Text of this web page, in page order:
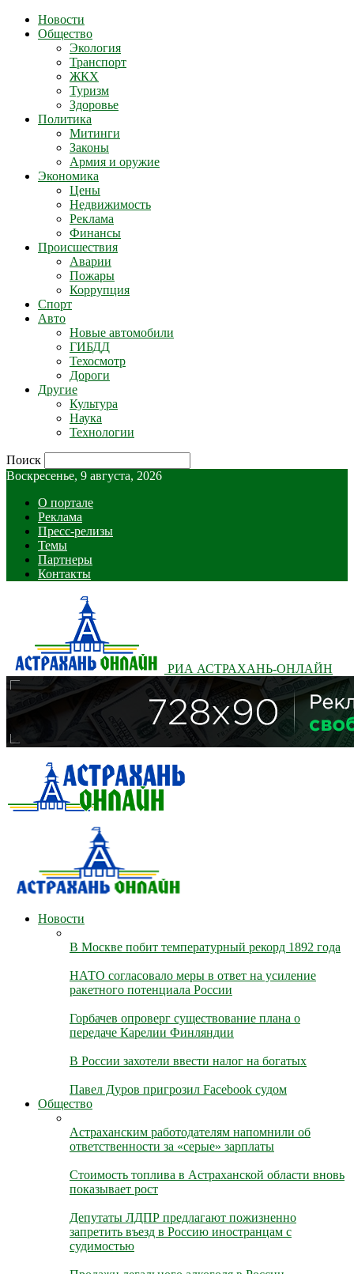
Новости
Общество
Экология
Транспорт
ЖКХ
Туризм
Здоровье
Политика
Митинги
Законы
Армия и оружие
Экономика
Цены
Недвижимость
Реклама
Финансы
Происшествия
Аварии
Пожары
Коррупция
Спорт
Авто
Новые автомобили
ГИБДД
Техосмотр
Дороги
Другие
Культура
Наука
Технологии
Поиск
Воскресенье, 9 августа, 2026
О портале
Реклама
Пресс-релизы
Темы
Партнеры
Контакты
РИА АСТРАХАНЬ-ОНЛАЙН
Новости
В Москве побит температурный рекорд 1892 года
НАТО согласовало меры в ответ на усиление
ракетного потенциала России
Горбачев опроверг существование плана о
передаче Карелии Финляндии
В России захотели ввести налог на богатых
Павел Дуров пригрозил Facebook судом
Общество
Астраханским работодателям напомнили об
ответственности за «серые» зарплаты
Стоимость топлива в Астраханской области вновь
показывает рост
Депутаты ЛДПР предлагают пожизненно
запретить въезд в Россию иностранцам с
судимостью